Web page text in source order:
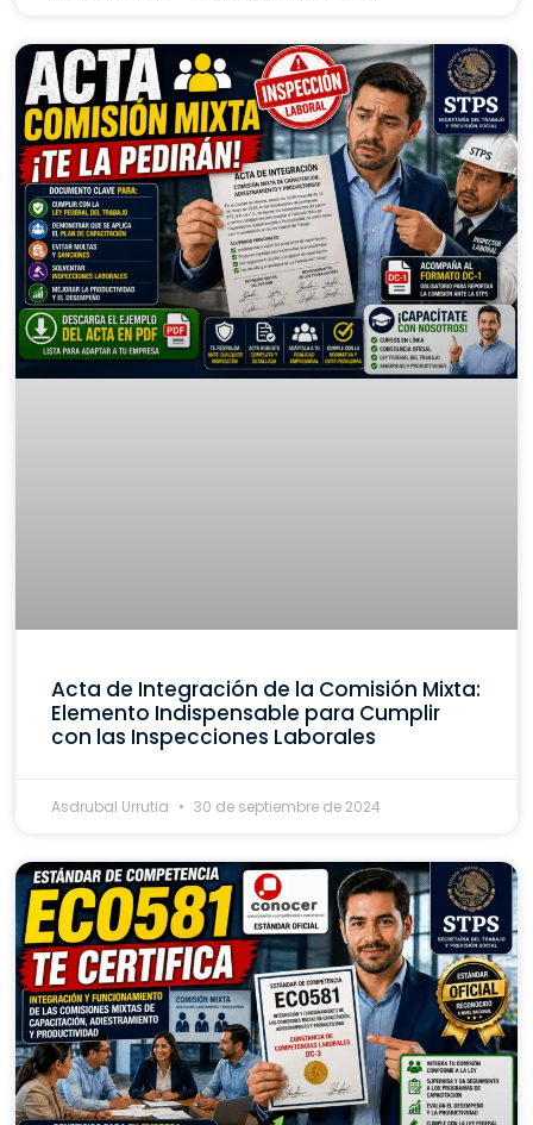
Acta de Integración de la Comisión Mixta:
Elemento Indispensable para Cumplir
con las Inspecciones Laborales
Asdrubal Urrutia 30 de septiembre de 2024